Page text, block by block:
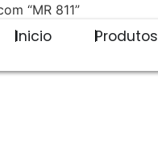
Inicio Produtos
“MR 811”